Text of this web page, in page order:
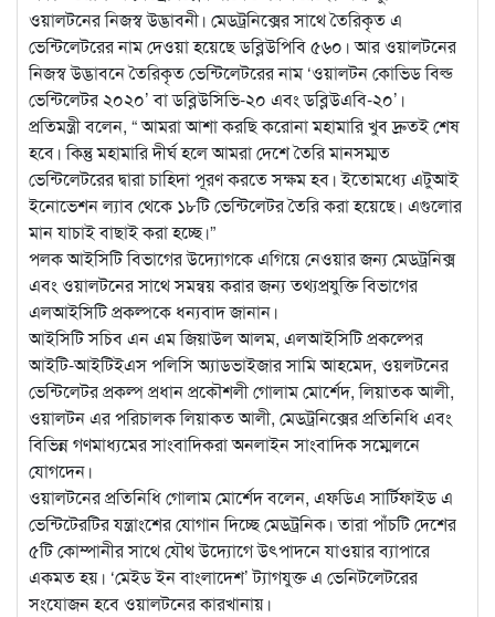
ওয়ালটনের নিজস্ব উদ্ভাবনী। মেডট্রনিক্সের সাথে তৈরিকৃত এ
ভেন্টিলেটরের নাম দেওয়া হয়েছে ডব্লিউপিবি ৫৬০। আর ওয়ালটনের
নিজস্ব উদ্ভাবনে তৈরিকৃত ভেন্টিলেটরের নাম ‘ওয়ালটন কোভিড বিল্ড
ভেন্টিলেটর ২০২০’ বা ডব্লিউসিভি-২০ এবং ডব্লিউএবি-২০’।
প্রতিমন্ত্রী বলেন, “ আমরা আশা করছি করোনা মহামারি খুব দ্রুতই শেষ
হবে। কিন্তু মহামারি দীর্ঘ হলে আমরা দেশে তৈরি মানসম্মত
ভেন্টিলেটরের দ্বারা চাহিদা পূরণ করতে সক্ষম হব। ইতোমধ্যে এটুআই
ইনোভেশন ল্যাব থেকে ১৮টি ভেন্টিলেটর তৈরি করা হয়েছে। এগুলোর
মান যাচাই বাছাই করা হচ্ছে।”
পলক আইসিটি বিভাগের উদ্যোগকে এগিয়ে নেওয়ার জন্য মেডট্রনিক্স
এবং ওয়ালটনের সাথে সমন্বয় করার জন্য তথ্যপ্রযুক্তি বিভাগের
এলআইসিটি প্রকল্পকে ধন্যবাদ জানান।
আইসিটি সচিব এন এম জিয়াউল আলম, এলআইসিটি প্রকল্পের
আইটি-আইটিইএস পলিসি অ্যাডভাইজার সামি আহমেদ, ওয়লটনের
ভেন্টিলেটর প্রকল্প প্রধান প্রকৌশলী গোলাম মোর্শেদ, লিয়াতক আলী,
ওয়ালটন এর পরিচালক লিয়াকত আলী, মেডট্রনিক্সের প্রতিনিধি এবং
বিভিন্ন গণমাধ্যমের সাংবাদিকরা অনলাইন সাংবাদিক সম্মেলনে
যোগদেন।
ওয়ালটনের প্রতিনিধি গোলাম মোর্শেদ বলেন, এফডিএ সার্টিফাইড এ
ভেন্টিটেরটির যন্ত্রাংশের যোগান দিচ্ছে মেডট্রনিক। তারা পাঁচটি দেশের
৫টি কোম্পানীর সাথে যৌথ উদ্যোগে উৎপাদনে যাওয়ার ব্যাপারে
একমত হয়। ‘মেইড ইন বাংলাদেশ’ ট্যাগযুক্ত এ ভেনিটলেটরের
সংযোজন হবে ওয়ালটনের কারখানায়।